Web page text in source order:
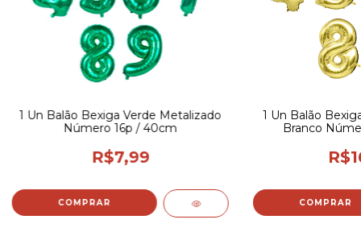
1 Un Balão Bexiga Verde Metalizado
Número 16p / 40cm
R$7,99
COMPRAR
1 Un Balão
Branco
COMPRAR